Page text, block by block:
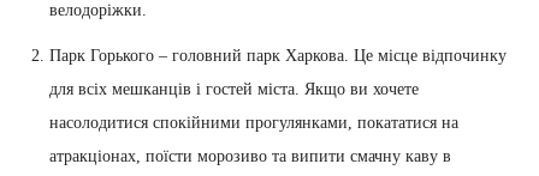
велодоріжки.
Парк Горького – головний парк Харкова. Це місце відпочинку
для всіх мешканців і гостей міста. Якщо ви хочете
насолодитися спокійними прогулянками, покататися на
атракціонах, поїсти морозиво та випити смачну каву в